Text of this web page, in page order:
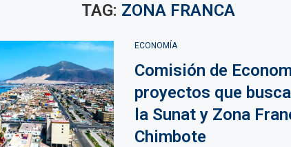
TAG: ZONA FRANCA
ECONOMÍA
Comisión de
proyectos que
la Sunat y Zona
Chimbote